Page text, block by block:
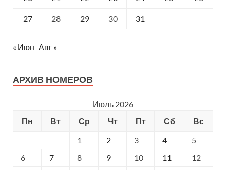
27 28 29 30 31
« Июн Авг »
АРХИВ НОМЕРОВ
Июль 2026
Пн
Вт Ср Чт Пт Сб
Вс
1
2 3 4
5
6
7 8 9 10 11
12